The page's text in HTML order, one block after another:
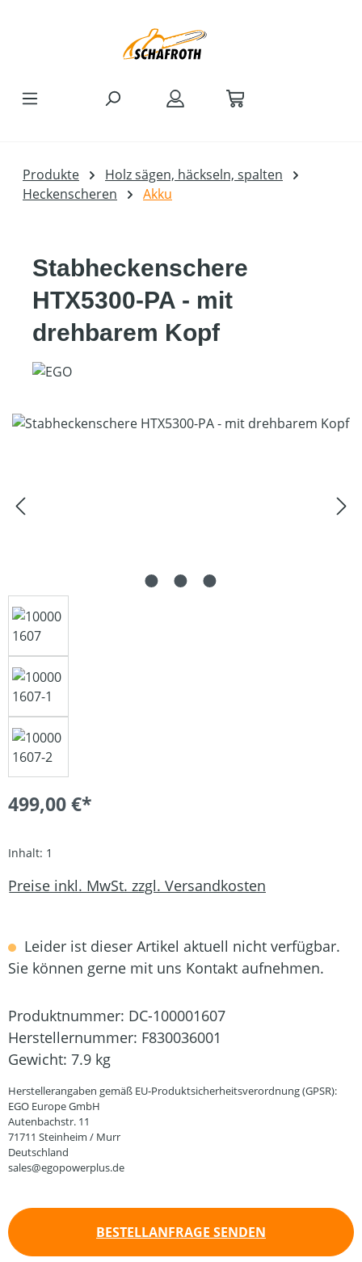
Produkte
Holz sägen, häckseln, spalten
Heckenscheren
Akku
Stabheckenschere
HTX5300-PA - mit
drehbarem Kopf
Bildergalerie überspringen
499,00 €*
Inhalt: 1
Preise inkl. MwSt. zzgl. Versandkosten
Leider ist dieser Artikel aktuell nicht verfügbar.
Sie können gerne mit uns Kontakt aufnehmen.
Produktnummer: DC-100001607
Herstellernummer: F830036001
Gewicht: 7.9 kg
Herstellerangaben gemäß EU-Produktsicherheitsverordnung (GPSR):
EGO Europe GmbH
Autenbachstr. 11
71711 Steinheim / Murr
Deutschland
sales@egopowerplus.de
BESTELLANFRAGE SENDEN